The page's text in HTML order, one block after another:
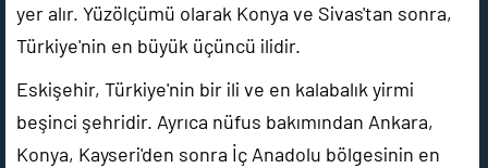
yer alır. Yüzölçümü olarak Konya ve Sivas'tan sonra,
Türkiye'nin en büyük üçüncü ilidir.
Eskişehir, Türkiye'nin bir ili ve en kalabalık yirmi
beşinci şehridir. Ayrıca nüfus bakımından Ankara,
Konya, Kayseri'den sonra İç Anadolu bölgesinin en